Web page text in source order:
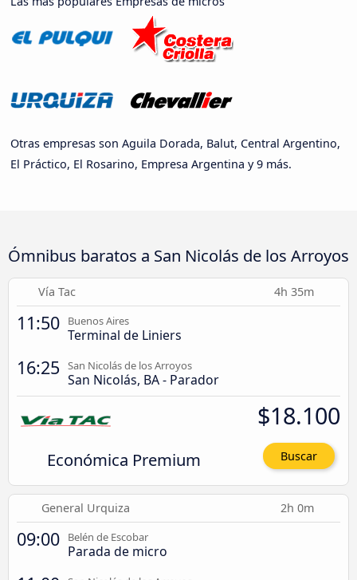
Otras empresas son Aguila Dorada, Balut, Central Argentino,
El Práctico, El Rosarino, Empresa Argentina y 9 más.
Ómnibus baratos a San Nicolás de los Arroyos
Vía Tac 4h 35m
11:50 Buenos Aires
Terminal de Liniers
16:25 San Nicolás de los Arroyos
San Nicolás, BA - Parador
Económica Premium
$18.100
Buscar
General Urquiza 2h 0m
09:00 Belén de Escobar
Parada de micro